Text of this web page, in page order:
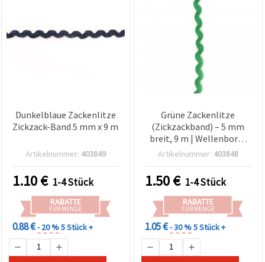
Dunkelblaue Zackenlitze
Zickzack-Band 5 mm x 9 m
Artikelnummer: 403849
1.10€ 1-4 Stück
RABATTE
FÜR MENGE
0.88 €- 20 %5 Stück +
Grüne Zackenlitze
(Zickzackband) – 5 mm
breit, 9 m | Wellenborte
für Nähen, Basteln, DIY &
Artikelnummer: 403848
1.50€ 1-4 Stück
RABATTE
FÜR MENGE
1.05 €- 30 %5 Stück +